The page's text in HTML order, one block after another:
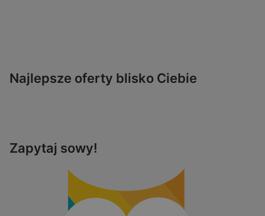
Najlepsze oferty blisko Ciebie
Zapytaj sowy!